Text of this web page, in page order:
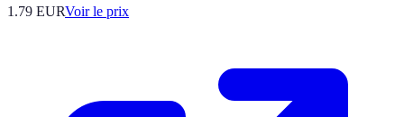
1.79 EURVoir le prix